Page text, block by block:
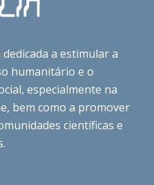
a estimular a
humanitário e o
especialmente na
bem como a promover
científicas e